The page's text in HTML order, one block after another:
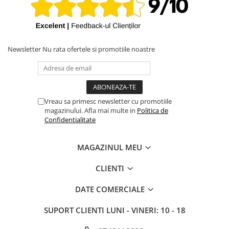
iPhone X
iPhone 8 Plus
iPhone 7 Plus
iPhone 6s Plus
iPhone SE 2022 3rd
Housing iPhone
Newsletter Nu rata ofertele si promotiile noastre
Vreau sa primesc newsletter cu promotiile
magazinului. Afla mai multe in Politica de
Confidentialitate
MAGAZINUL MEU
CLIENTI
DATE COMERCIALE
SUPORT CLIENTI LUNI - VINERI: 10 - 18